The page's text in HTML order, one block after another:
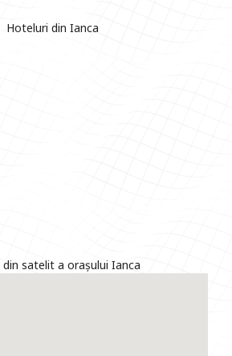
Hoteluri din Ianca
din satelit a orașului Ianca